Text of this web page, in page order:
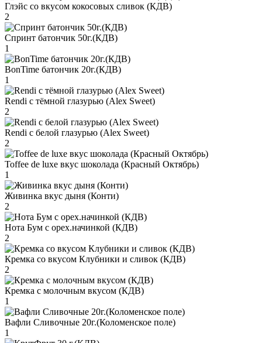
Глэйс со вкусом кокосовых сливок (КДВ)
2
Спринт батончик 50г.(КДВ)
1
BonTime батончик 20г.(КДВ)
1
Rendi с тёмной глазурью (Alex Sweet)
2
Rendi с белой глазурью (Alex Sweet)
2
Toffee de luxe вкус шоколада (Красный Октябрь)
1
Живинка вкус дыня (Конти)
2
Нота Бум с орех.начинкой (КДВ)
2
Кремка со вкусом Клубники и сливок (КДВ)
2
Кремка с молочным вкусом (КДВ)
1
Вафли Сливочные 20г.(Коломенское поле)
1